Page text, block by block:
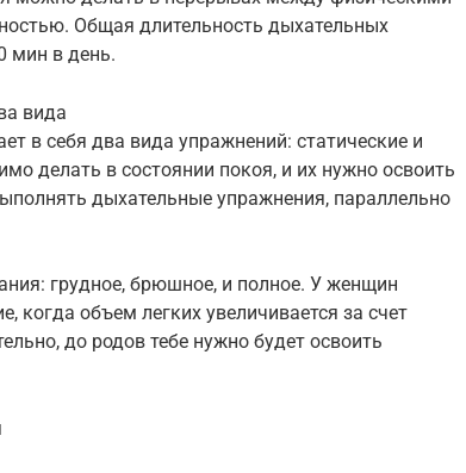
Общая длительность дыхательных
мин в день.
вида
в себя два вида упражнений: статические и
делать в состоянии покоя, и их нужно освоить
дыхательные упражнения, параллельно
грудное, брюшное, и полное. У женщин
когда объем легких увеличивается за счет
до родов тебе нужно будет освоить